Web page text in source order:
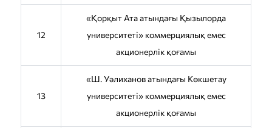
12
«Қорқыт Ата атындағы Қызылорда
университеті» коммерциялық емес
акционерлік қоғамы
13
«Ш. Уәлиханов атындағы Көкшетау
университетi» коммерциялық емес
акционерлік қоғамы